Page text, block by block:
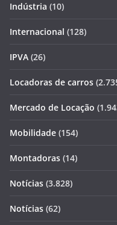
Indústria (10)
Internacional (128)
IPVA (26)
Locadoras de carros
Mercado de Locação
Mobilidade (154)
Montadoras (14)
Notícias (3.828)
Notícias (62)